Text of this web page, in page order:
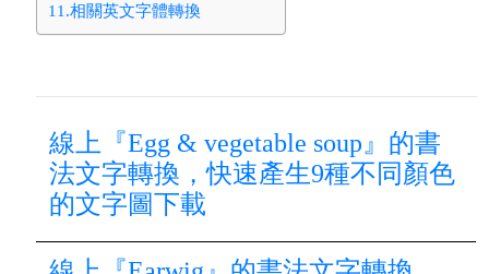
11.相關英文字體轉換
線上『Egg & vegetable soup』的書
法文字轉換，快速產生9種不同顏色
的文字圖下載